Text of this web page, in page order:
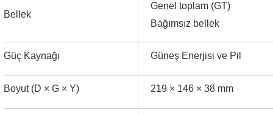
Bellek
Genel toplam (GT)
Bağımsız bellek
Güç Kaynağı Güneş Enerjisi ve Pil
Boyut (D × G × Y) 219 × 146 × 38 mm